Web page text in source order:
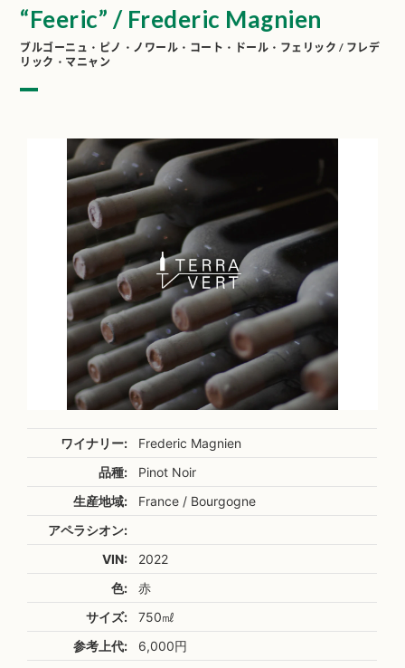
“Feeric” / Frederic Magnien
ブルゴーニュ・ピノ・ノワール・コート・ドール・フェリック / フレデ
リック・マニャン
ワイナリー:
Frederic Magnien
品種:
Pinot Noir
生産地域:
France / Bourgogne
アペラシオン:
VIN:
2022
色:
赤
サイズ:
750㎖
参考上代:
6,000円